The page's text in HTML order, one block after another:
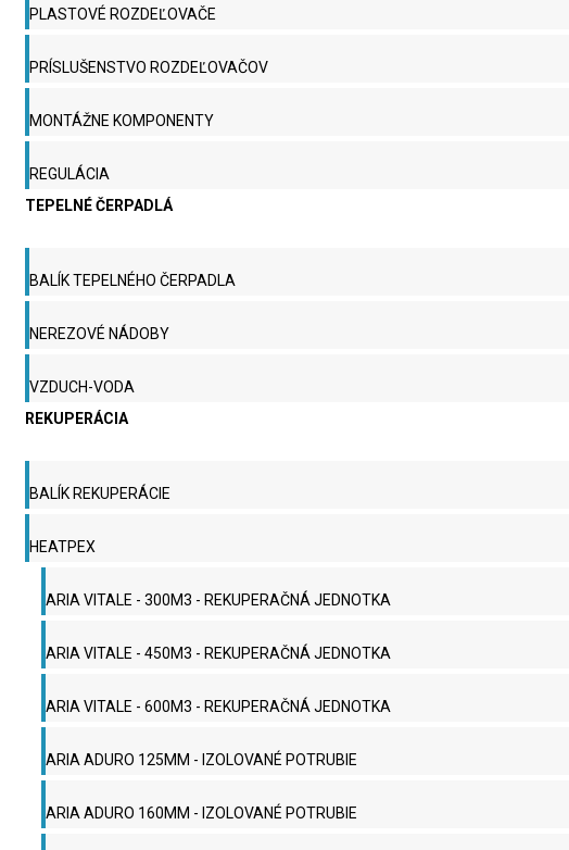
PLASTOVÉ ROZDEĽOVAČE
PRÍSLUŠENSTVO ROZDEĽOVAČOV
MONTÁŽNE KOMPONENTY
REGULÁCIA
TEPELNÉ ČERPADLÁ
BALÍK TEPELNÉHO ČERPADLA
NEREZOVÉ NÁDOBY
VZDUCH-VODA
REKUPERÁCIA
BALÍK REKUPERÁCIE
HEATPEX
ARIA VITALE - 300M3 - REKUPERAČNÁ JEDNOTKA
ARIA VITALE - 450M3 - REKUPERAČNÁ JEDNOTKA
ARIA VITALE - 600M3 - REKUPERAČNÁ JEDNOTKA
ARIA ADURO 125MM - IZOLOVANÉ POTRUBIE
ARIA ADURO 160MM - IZOLOVANÉ POTRUBIE